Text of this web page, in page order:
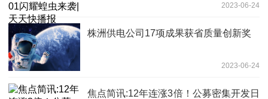
2023-06-24
株洲供电公司17项成果获省质量创新奖
2023-06-24
焦点简讯:12年连涨3倍！公募密集开发日